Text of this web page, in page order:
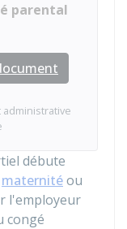
parental
débute
maternitéou
l'employeur
congé